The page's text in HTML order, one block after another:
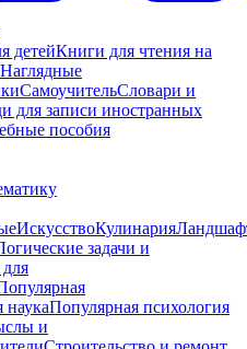
детейКниги для чтения на
Наглядные
СамоучительСловари и
для записи иностранных
пособия
ИскусствоКулинария
задачи и
наукаПопулярная психология
и